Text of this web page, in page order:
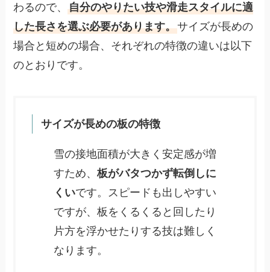
わるので、自分のやりたい技や滑走スタイルに適
した長さを選ぶ必要があります。サイズが長めの
場合と短めの場合、それぞれの特徴の違いは以下
のとおりです。
サイズが長めの板の特徴
雪の接地面積が大きく安定感が増
すため、板がバタつかず転倒しに
くいです。スピードも出しやすい
ですが、板をくるくると回したり
片方を浮かせたりする技は難しく
なります。